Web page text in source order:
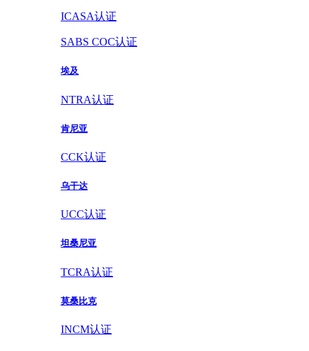
ICASA认证
SABS COC认证
埃及
NTRA认证
肯尼亚
CCK认证
乌干达
UCC认证
坦桑尼亚
TCRA认证
莫桑比克
INCM认证